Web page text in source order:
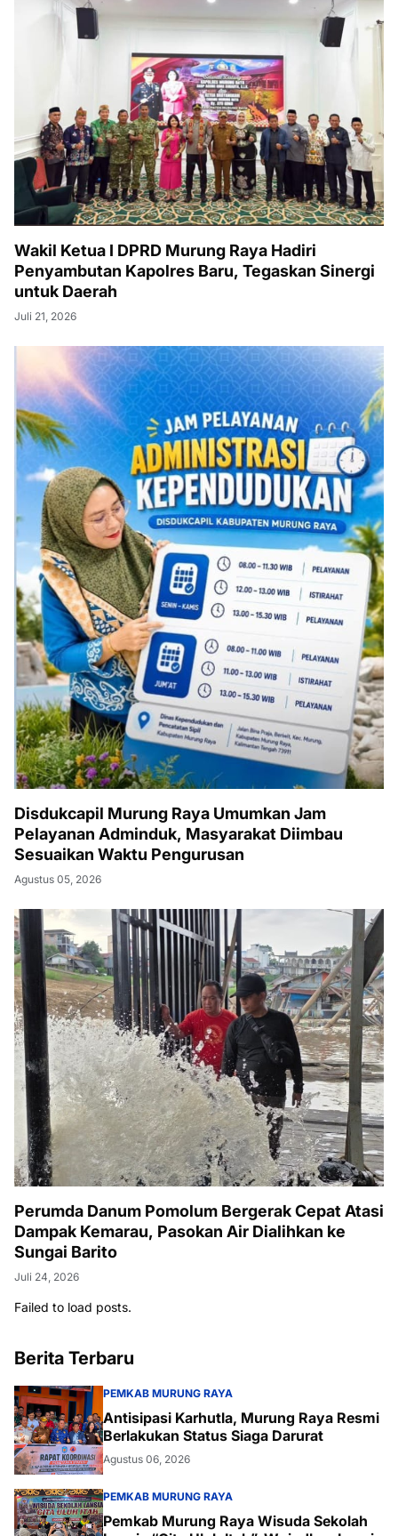
Wakil Ketua I DPRD Murung Raya Hadiri
Penyambutan Kapolres Baru, Tegaskan Sinergi
untuk Daerah
Juli 21, 2026
Disdukcapil Murung Raya Umumkan Jam
Pelayanan Adminduk, Masyarakat Diimbau
Sesuaikan Waktu Pengurusan
Agustus 05, 2026
Perumda Danum Pomolum Bergerak Cepat Atasi
Dampak Kemarau, Pasokan Air Dialihkan ke
Sungai Barito
Juli 24, 2026
Failed to load posts.
Berita Terbaru
PEMKAB MURUNG RAYA
Antisipasi Karhutla, Murung Raya Resmi
Berlakukan Status Siaga Darurat
Agustus 06, 2026
PEMKAB MURUNG RAYA
Pemkab Murung Raya Wisuda Sekolah